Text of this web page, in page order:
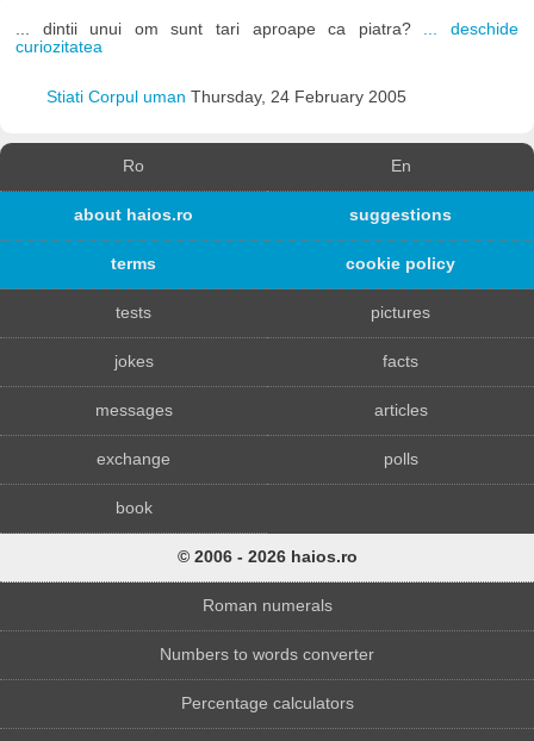
... dintii unui om sunt tari aproape ca piatra?
... deschide
curiozitatea
Stiati Corpul uman Thursday, 24 February 2005
Ro En
about haios.ro suggestions
terms cookie policy
tests pictures
jokes facts
messages articles
exchange polls
book
© 2006 - 2026 haios.ro
Roman numerals
Numbers to words converter
Percentage calculators